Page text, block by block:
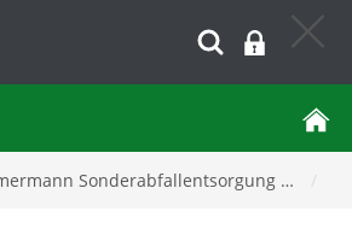
Sonderabfallentsorgung …